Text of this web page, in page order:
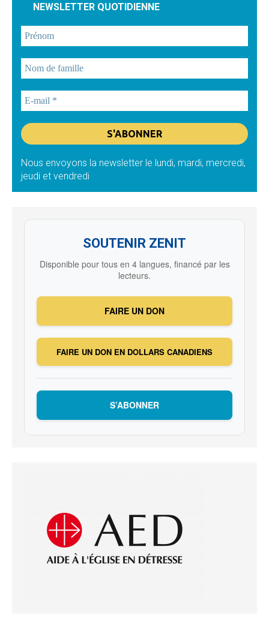
NEWSLETTER QUOTIDIENNE
Nous envoyons la newsletter le lundi, mardi, mercredi,
jeudi et vendredi
SOUTENIR ZENIT
Disponible pour tous en 4 langues, financé par les
lecteurs.
FAIRE UN DON
FAIRE UN DON EN DOLLARS CANADIENS
S’ABONNER